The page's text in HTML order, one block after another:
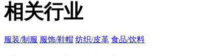
相关行业
服装/制服 服饰/鞋帽 纺织/皮革 食品/饮料